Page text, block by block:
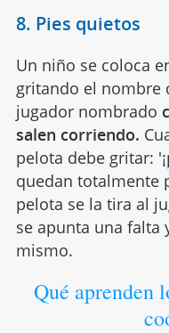
8. Pies quietos
Un niño se coloca
gritando el nombre
jugador nombrado
salen corriendo.
pelota debe gritar: '¡
quedan totalmente
pelota se la tira al
se apunta una falta
mismo.
Qué aprenden